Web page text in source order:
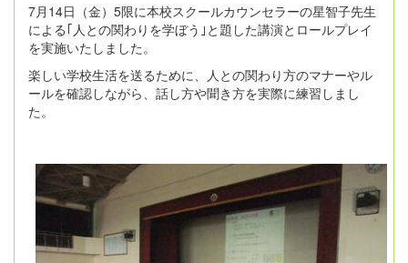
7月14日（金）5限に本校スクールカウンセラーの星智子先生
による｢人との関わりを学ぼう｣と題した講演とロールプレイ
を実施いたしました。
楽しい学校生活を送るために、人との関わり方のマナーやル
ールを確認しながら、話し方や聞き方を実際に練習しまし
た。